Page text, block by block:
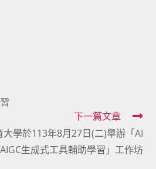
下一篇文章
大學於113年8月27日(二)舉辦「AI
生成式工具輔助學習」工作坊